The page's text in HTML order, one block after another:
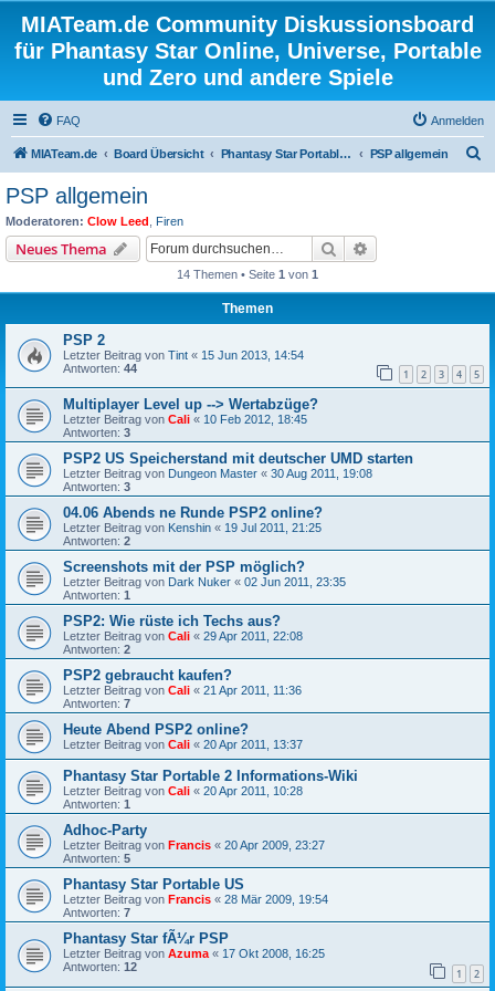
MIATeam.de Community Diskussionsboard
für Phantasy Star Online, Universe, Portable
und Zero und andere Spiele
FAQ Anmelden
MIATeam.de Board Übersicht Phantasy Star Portable 1&2 || Phantasy Star Zero PSP allgemein
PSP allgemein
Moderatoren: Clow Leed Firen
Neues Thema Suche
14 Themen • Seite 1 von 1
Themen
PSP 2
Letzter Beitrag von Tint « 15 Jun 2013, 14:54
Antworten: 44 1 2 3 4 5
Multiplayer Level up --> Wertabzüge?
Letzter Beitrag von Cali « 10 Feb 2012, 18:45
Antworten: 3
PSP2 US Speicherstand mit deutscher UMD starten
Letzter Beitrag von Dungeon Master « 30 Aug 2011, 19:08
Antworten: 3
04.06 Abends ne Runde PSP2 online?
Letzter Beitrag von Kenshin « 19 Jul 2011, 21:25
Antworten: 2
Screenshots mit der PSP möglich?
Letzter Beitrag von Dark Nuker « 02 Jun 2011, 23:35
Antworten: 1
PSP2: Wie rüste ich Techs aus?
Letzter Beitrag von Cali « 29 Apr 2011, 22:08
Antworten: 2
PSP2 gebraucht kaufen?
Letzter Beitrag von Cali « 21 Apr 2011, 11:36
Antworten: 7
Heute Abend PSP2 online?
Letzter Beitrag von Cali « 20 Apr 2011, 13:37
Phantasy Star Portable 2 Informations-Wiki
Letzter Beitrag von Cali « 20 Apr 2011, 10:28
Antworten: 1
Adhoc-Party
Letzter Beitrag von Francis « 20 Apr 2009, 23:27
Antworten: 5
Phantasy Star Portable US
Letzter Beitrag von Francis « 28 Mär 2009, 19:54
Antworten: 7
Phantasy Star fÃ¼r PSP
Letzter Beitrag von Azuma « 17 Okt 2008, 16:25
Antworten: 12 1 2